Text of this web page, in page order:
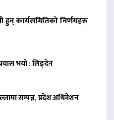
हुन् कार्यसमितिको निर्णयहरू
भयो : लिङ्देन
सम्पन्न, प्रदेश अधिवेशन